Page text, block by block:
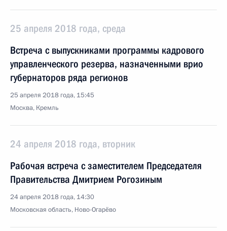
25 апреля 2018 года, среда
Встреча с выпускниками программы кадрового
управленческого резерва, назначенными врио
губернаторов ряда регионов
25 апреля 2018 года, 15:45
Москва, Кремль
24 апреля 2018 года, вторник
Рабочая встреча с заместителем Председателя
Правительства Дмитрием Рогозиным
24 апреля 2018 года, 14:30
Московская область, Ново-Огарёво